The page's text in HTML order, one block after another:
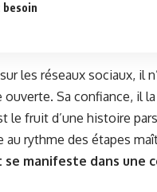
besoin
les réseaux sociaux, il
Sa confiance, il
le fruit d’une histoire
au rythme des étapes
manifeste dans une